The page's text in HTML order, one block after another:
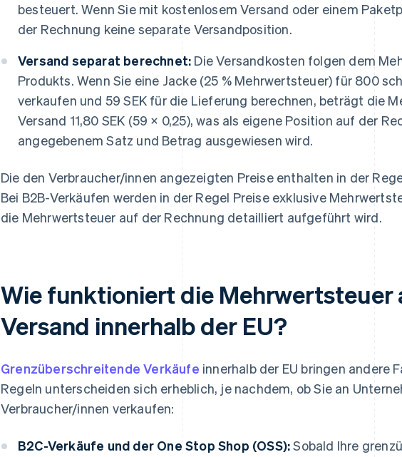
besteuert. Wenn Sie mit kostenlosem Versand oder einem
der Rechnung keine separate Versandposition.
Versand separat berechnet: Die Versandkosten folgen dem
Produkts. Wenn Sie eine Jacke (25 % Mehrwertsteuer) für 800
verkaufen und 59 SEK für die Lieferung berechnen, beträgt die
Versand 11,80 SEK (59 × 0,25), was als eigene Position auf der
angegebenem Satz und Betrag ausgewiesen wird.
Die den Verbraucher/innen angezeigten Preise enthalten in der
Bei B2B-Verkäufen werden in der Regel Preise exklusive
die Mehrwertsteuer auf der Rechnung detailliert aufgeführt wird.
Wie funktioniert die Mehrwertsteuer
Versand innerhalb der EU?
Grenzüberschreitende Verkäufe innerhalb der EU bringen andere
Regeln unterscheiden sich erheblich, je nachdem, ob Sie an
Verbraucher/innen verkaufen:
B2C-Verkäufe und der One Stop Shop (OSS):Sobald Ihre